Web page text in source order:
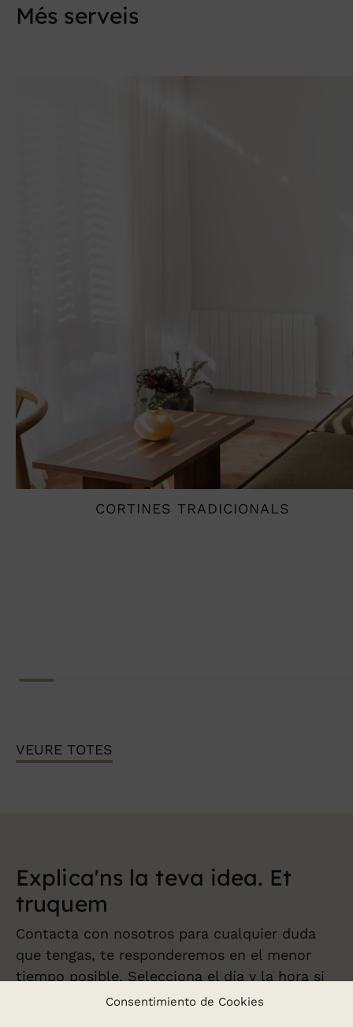
Consentimiento de Cookies
Més serveis
CORTINES TRADICIONALS
VEURE TOTES
Explica'ns la teva idea. Et
truquem
Contacta con nosotros para cualquier duda
que tengas, te responderemos en el menor
tiempo posible. Selecciona el día y la hora si
quieres que te llamemos.